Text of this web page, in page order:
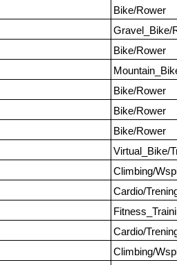
Bike/Rower
Gravel_Bike/
Bike/Rower
Bike/Rower
Bike/Rower
Bike/Rower
Virtual_Bike/
Climbing/
Cardio/
Cardio/
Climbing/